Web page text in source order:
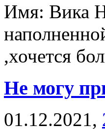
Имя: Вика
,хочется
Не могу
01.12.2021,